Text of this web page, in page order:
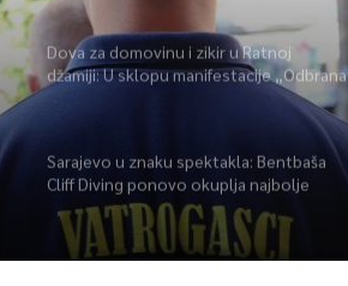
Dova za domovinu i zikir u Ratnoj
džamiji: U sklopu manifestacije „Odbrana
BiH – Igman 2026“ odana počast
Sarajevo u znaku spektakla: Bentbaša
Cliff Diving ponovo okuplja najbolje
skakače i vrhunsku zabavu